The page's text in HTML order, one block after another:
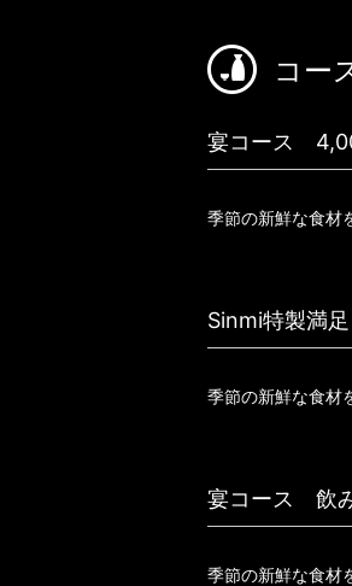
コー
宴コース
季節の新鮮な食材
Sinmi特製満
季節の新鮮な食材
宴コース 飲
季節の新鮮な食材